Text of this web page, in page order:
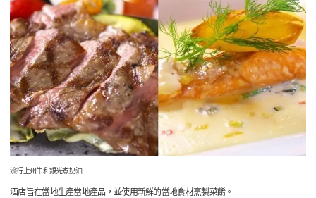
流行上州牛和銀光煮奶油
酒店旨在當地生產當地產品，並使用新鮮的當地食材烹製菜餚。